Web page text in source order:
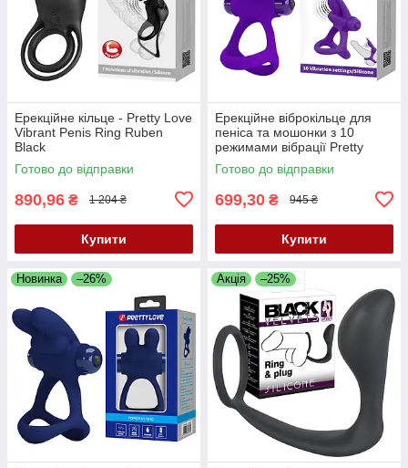
Ерекційне кільце - Pretty Love
Vibrant Penis Ring Ruben
Black
Готово до відправки
890,96 ₴ 1 204 ₴
Купити
Ерекційне віброкільце для
пеніса та мошонки з 10
режимами вібрації Pretty
Love Vibration Cock Ring
Purple
Готово до відправки
699,30 ₴ 945 ₴
Купити
Новинка –26% Акція –25%